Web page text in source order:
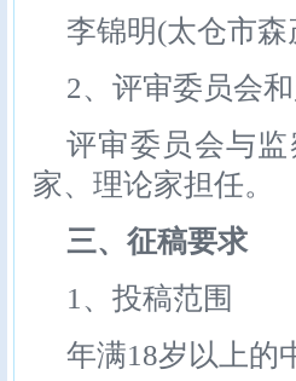
李锦明(太仓市
2、评审委员会
评审委员会与
家、理论家担任。
三、征稿要求
1、投稿范围
年满18岁以上的